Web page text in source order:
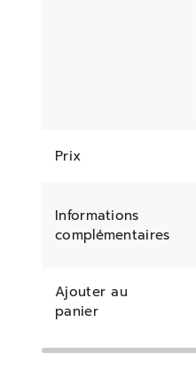
Prix
Informations
complémentaires
Ajouter au
panier